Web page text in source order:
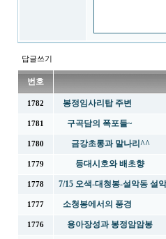
답글쓰기
번호
1782 봉정임사리탑 주변
1781 구곡담의 폭포들~
1780 금강초롱과 말나리^^
1779 등대시호와 배초향
1778 7/15 오색-대청봉-설악동 설
1777 소청봉에서의 풍경
1776 용아장성과 봉정암암봉